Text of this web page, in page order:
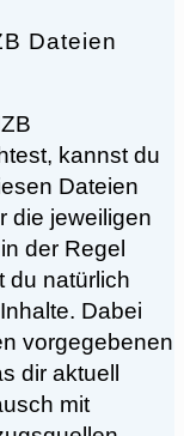
Dateien
kannst du
Dateien
die jeweiligen
der Regel
du natürlich
Dabei
vorgegebenen
dir aktuell
mit